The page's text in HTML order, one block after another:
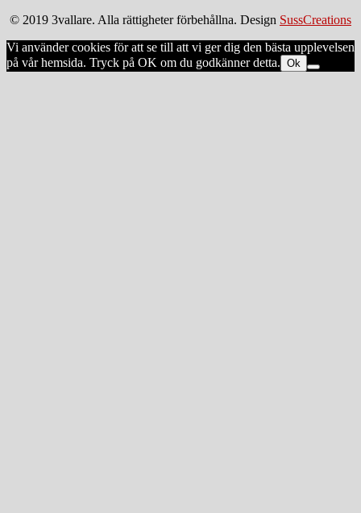
© 2019 3vallare. Alla rättigheter förbehållna. Design SussCreations
Vi använder cookies för att se till att vi ger dig den bästa upplevelsen
på vår hemsida. Tryck på OK om du godkänner detta. Ok